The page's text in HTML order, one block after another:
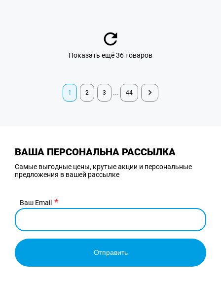
Показать ещё 36 товаров
1 2 3 ... 44
ВАША ПЕРСОНАЛЬНА РАССЫЛКА
Самые выгодные цены, крутые акции и персональные
предложения в вашей рассылке
Ваш Email
Отправить